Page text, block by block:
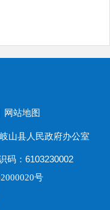
网站地图
山县人民政府办公室
码：6103230002
号